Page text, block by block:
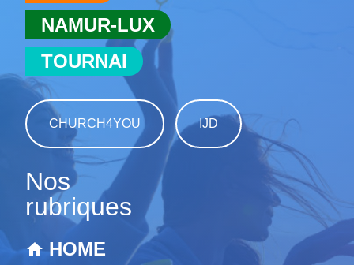
NAMUR-LUX
TOURNAI
CHURCH4YOU IJD
Nos
rubriques
HOME